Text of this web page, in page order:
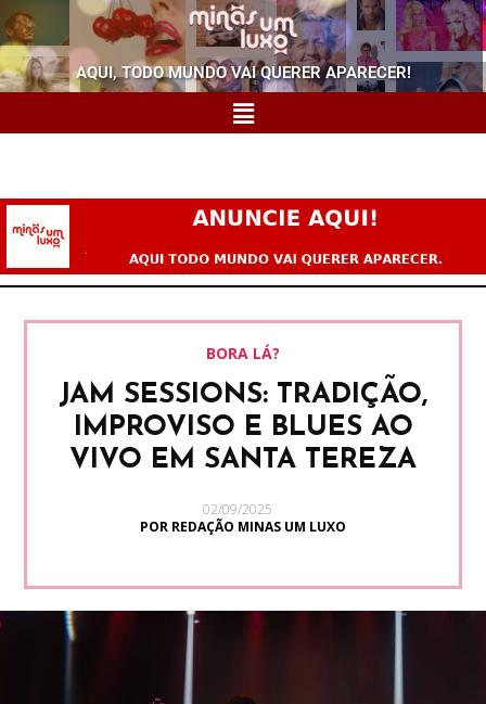
AQUI, TODO MUNDO VAI QUERER APARECER!
BORA LÁ?
JAM SESSIONS: TRADIÇÃO,
IMPROVISO E BLUES AO
VIVO EM SANTA TEREZA
02/09/2025
POR REDAÇÃO MINAS UM LUXO